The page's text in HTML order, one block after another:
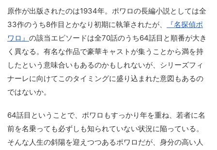
原作が出版されたのは1934年。ポワロの長編小説としては全
33作のうち8作目とかなり初期に執筆されたが、
『名探偵ポ
ワロ』 の該当エピソードは全70話のうち64話目と順番が大き
く異なる。有名な作品で豪華キャストが集うことから満を持
したという意味合いもあるのかもしれないが、シリーズフィ
ナーレに向けてこのタイミングに盛り込まれた意図もあるの
ではないか。
64話目ということで、ポワロもすっかり年を重ね、若者に名
前を名乗っても必ずしも知られていない状況に陥っている。
そんな人生の斜陽を迎えつつあるポワロだが、身分の高い人